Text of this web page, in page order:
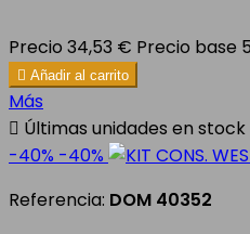
Precio 34,53 € Precio base
 Añadir al carrito
Más
 Últimas unidades en stock
-40% -40%
Referencia: DOM 40352